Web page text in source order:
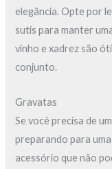
elegância. Opte por
sutis para manter
vinho e xadrez são
conjunto.
Gravatas
Se você precisa de
preparando para
acessório que não